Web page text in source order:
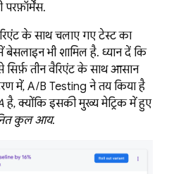
परफ़ॉर्मेंस.
के साथ चलाए गए टेस्ट का
बेसलाइन भी शामिल है. ध्यान दें कि
सिर्फ़ तीन वैरिएंट के साथ आसान
में, A/B Testing ने तय किया है
है, क्योंकि इसकी मुख्य मेट्रिक में हुए
कुल आय.